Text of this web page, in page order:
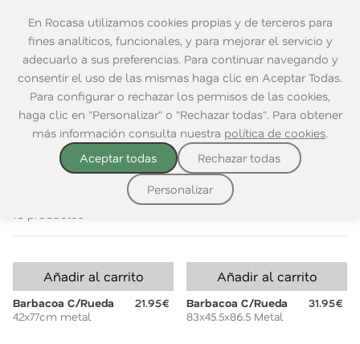
En Rocasa utilizamos cookies propias y de terceros para
fines analíticos, funcionales, y para mejorar el servicio y
adecuarlo a sus preferencias. Para continuar navegando y
consentir el uso de las mismas haga clic en Aceptar Todas.
Para configurar o rechazar los permisos de las cookies,
haga clic en "Personalizar" o "Rechazar todas". Para obtener
más información consulta nuestra política de cookies.
Aceptar todas
Rechazar todas
Personalizar
Home Terraza y Jardín Barbacoa
VER TODO JARDÍN BARBACOA ILUMINACIÓN WEBER
Ordenar por:
10 productos
Añadir al carrito
Barbacoa C/Rueda
21.95€
42x77cm metal
Añadir al carrito
Barbacoa C/Rueda
31.95€
83x45.5x86.5 Metal